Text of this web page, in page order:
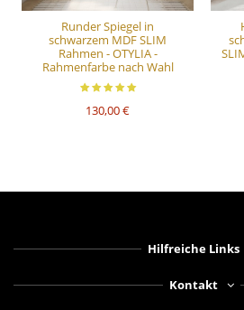
Runder Spiegel in
schwarzem MDF SLIM
Rahmen - OTYLIA -
Rahmenfarbe nach Wahl
130,00 €
Hilfreiche Links
Kontakt